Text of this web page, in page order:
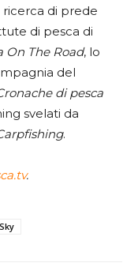
di prede
di pesca di
On The Road, lo
del
di pesca
svelati da
.
.
Sky